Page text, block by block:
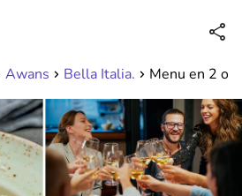
Erreichbar bis 23:00 Uhr (max 0,09€/Min)
Awans Bella Italia. Menu en 2 ou